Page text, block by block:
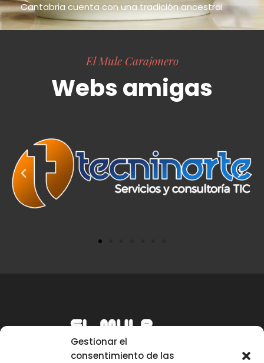
Gestionar el
consentimiento de las
Cantabria cuenta con una tradición ancestral
El Mule Carajonero
Webs amigas